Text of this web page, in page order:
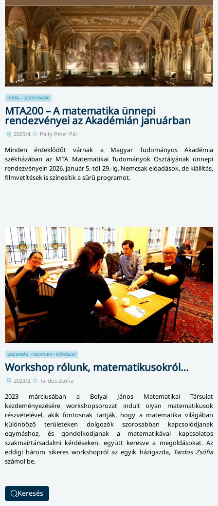
HÍREK – ÚJDONSÁGOK
MTA200 – A matematika ünnepi
rendezvényei az Akadémián januárban
2025/4. Pálfy Péter Pál
Minden érdeklődőt várnak a Magyar Tudományos Akadémia
székházában az MTA Matematikai Tudományok Osztályának ünnepi
rendezvényein 2026. január 5.-től 29.-ig. Nemcsak előadások, de kiállítás,
filmvetítések is színesítik a sűrű programot.
GAZDASÁG – TECHNIKA – MŰVÉSZET
Workshop rólunk, matematikusokról…
2023/2. Tardos Zsófia
2023 márciusában a Bolyai János Matematikai Társulat
kezdeményezésére workshopsorozat indult olyan matematikusok
részvételével, akik fontosnak tartják, hogy a matematika világában
különböző területeken dolgozók szorosabban kapcsolódjanak
egymáshoz, és gondolkodjanak a matematikával kapcsolatos
szakmai/társadalmi kérdéseken, együtt keresve a megoldásokat. Az
eddigi három sikeres workshopról az egyik házigazda, Tardos Zsófia
számol be.
Keresés